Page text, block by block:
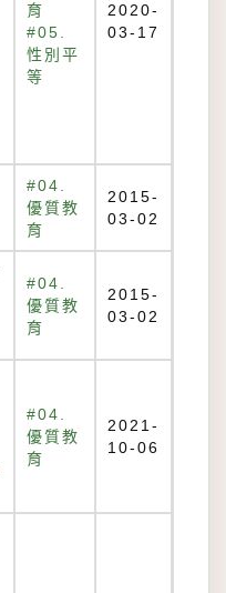
育
#05.
性別平
等
2020-
03-17
#04.
優質教
育
2015-
03-02
#04.
優質教
育
2015-
03-02
#04.
優質教
育
2021-
10-06